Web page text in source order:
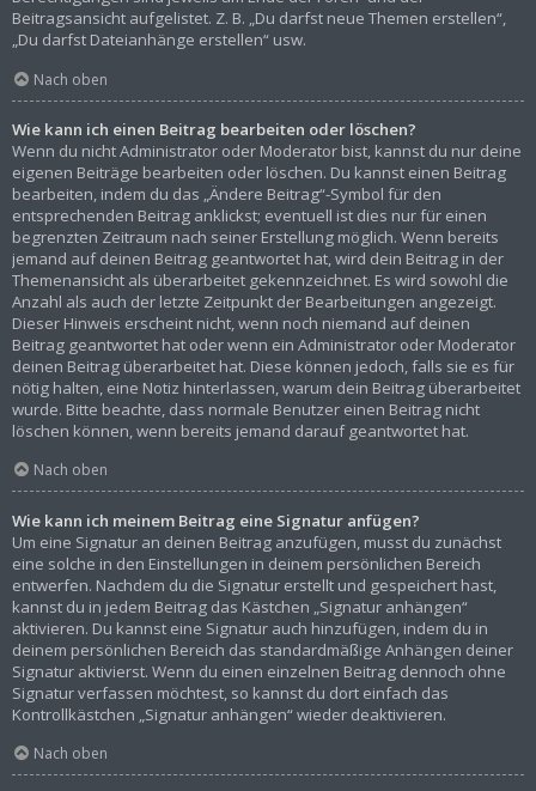
Beitragsansicht aufgelistet. Z. B. „Du darfst neue Themen erstellen“,
„Du darfst Dateianhänge erstellen“ usw.
Nach oben
Wie kann ich einen Beitrag bearbeiten oder löschen?
Wenn du nicht Administrator oder Moderator bist, kannst du nur deine
eigenen Beiträge bearbeiten oder löschen. Du kannst einen Beitrag
bearbeiten, indem du das „Ändere Beitrag“-Symbol für den
entsprechenden Beitrag anklickst; eventuell ist dies nur für einen
begrenzten Zeitraum nach seiner Erstellung möglich. Wenn bereits
jemand auf deinen Beitrag geantwortet hat, wird dein Beitrag in der
Themenansicht als überarbeitet gekennzeichnet. Es wird sowohl die
Anzahl als auch der letzte Zeitpunkt der Bearbeitungen angezeigt.
Dieser Hinweis erscheint nicht, wenn noch niemand auf deinen
Beitrag geantwortet hat oder wenn ein Administrator oder Moderator
deinen Beitrag überarbeitet hat. Diese können jedoch, falls sie es für
nötig halten, eine Notiz hinterlassen, warum dein Beitrag überarbeitet
wurde. Bitte beachte, dass normale Benutzer einen Beitrag nicht
löschen können, wenn bereits jemand darauf geantwortet hat.
Nach oben
Wie kann ich meinem Beitrag eine Signatur anfügen?
Um eine Signatur an deinen Beitrag anzufügen, musst du zunächst
eine solche in den Einstellungen in deinem persönlichen Bereich
entwerfen. Nachdem du die Signatur erstellt und gespeichert hast,
kannst du in jedem Beitrag das Kästchen „Signatur anhängen“
aktivieren. Du kannst eine Signatur auch hinzufügen, indem du in
deinem persönlichen Bereich das standardmäßige Anhängen deiner
Signatur aktivierst. Wenn du einen einzelnen Beitrag dennoch ohne
Signatur verfassen möchtest, so kannst du dort einfach das
Kontrollkästchen „Signatur anhängen“ wieder deaktivieren.
Nach oben